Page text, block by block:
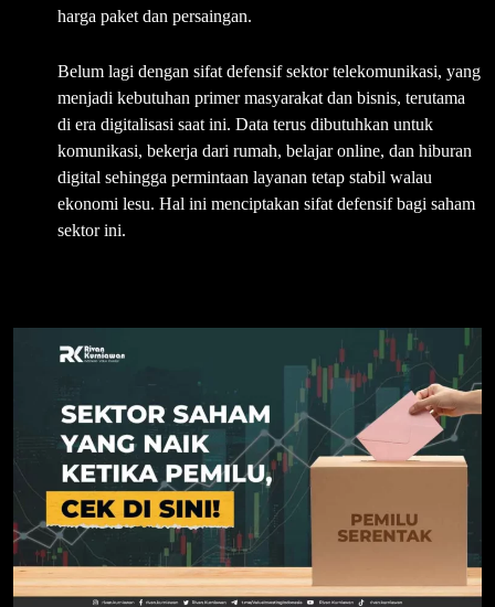
harga paket dan persaingan.
Belum lagi dengan sifat defensif sektor telekomunikasi, yang
menjadi kebutuhan primer masyarakat dan bisnis, terutama
di era digitalisasi saat ini. Data terus dibutuhkan untuk
komunikasi, bekerja dari rumah, belajar online, dan hiburan
digital sehingga permintaan layanan tetap stabil walau
ekonomi lesu. Hal ini menciptakan sifat defensif bagi saham
sektor ini.